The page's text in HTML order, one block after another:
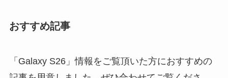
おすすめ記事
「Galaxy S26」情報をご覧頂いた方におすすめの